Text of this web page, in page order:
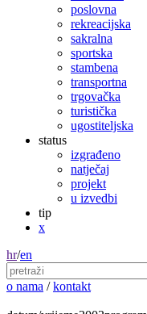
poslovna
rekreacijska
sakralna
sportska
stambena
transportna
trgovačka
turistička
ugostiteljska
status
izgrađeno
natječaj
projekt
u izvedbi
tip
x
hr/en
o nama / kontakt